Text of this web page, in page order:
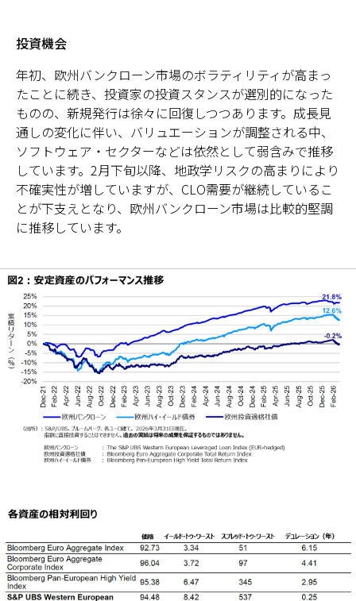
投資機会
年初、欧州バンクローン市場のボラティリティが高まっ
たことに続き、投資家の投資スタンスが選別的になった
ものの、新規発行は徐々に回復しつつあります。成長見
通しの変化に伴い、バリュエーションが調整される中、
ソフトウェア・セクターなどは依然として弱含みで推移
しています。2月下旬以降、地政学リスクの高まりにより
不確実性が増していますが、CLO需要が継続しているこ
とが下支えとなり、欧州バンクローン市場は比較的堅調
に推移しています。